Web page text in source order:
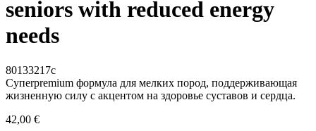
seniors with reduced energy
needs
80133217c
Супerpremium формула для мелких пород, поддерживающая
жизненную силу с акцентом на здоровье суставов и сердца.
42,00 €